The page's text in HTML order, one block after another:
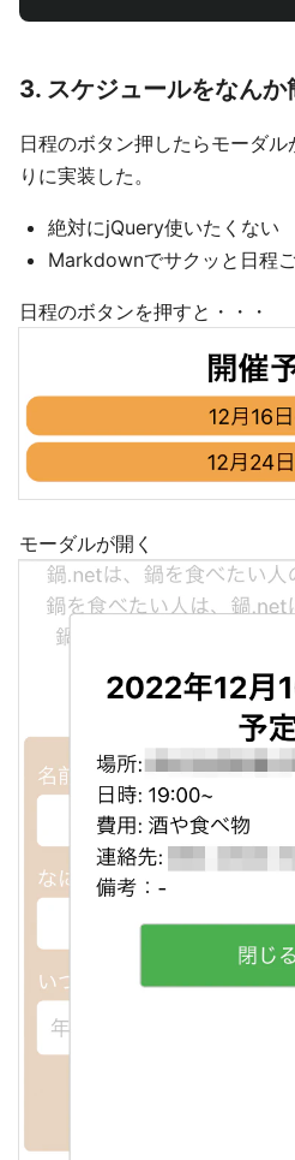
3. スケジュールをなん
日程のボタン押したらモーダ
りに実装した。
絶対にjQuery使いたくない
Markdownでサクッと日程
日程のボタンを押すと・・・
モーダルが開く